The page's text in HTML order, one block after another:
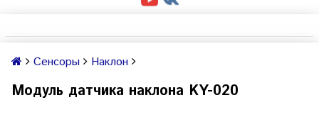
Сенсоры Наклон
Модуль датчика наклона KY-020